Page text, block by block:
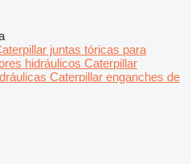
juntas tóricas para
hidráulicos Caterpillar
Caterpillar enganches de